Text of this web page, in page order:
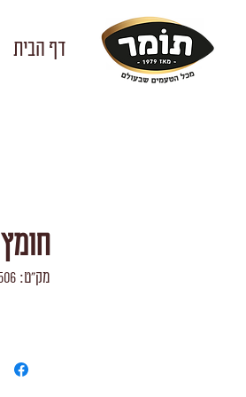
דף הבית
חומץ 5%, 1 ליטר
מק"ט: 7290017715506